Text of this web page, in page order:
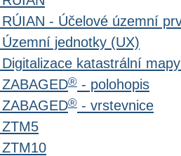
- Účelové územní
jednotky (UX)
katastrální
® - polohopis
® - vrstevnice